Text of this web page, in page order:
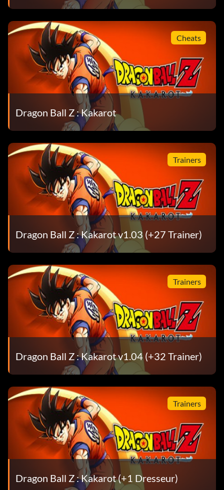
Cheats
Dragon Ball Z : Kakarot
Trainers
Dragon Ball Z : Kakarot v1.03 (+27 Trainer)
Trainers
Dragon Ball Z : Kakarot v1.04 (+32 Trainer)
Trainers
Dragon Ball Z : Kakarot (+1 Dresseur)